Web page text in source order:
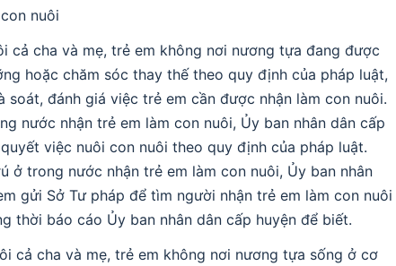
nuôi
cả cha và mẹ, trẻ em không nơi nương tựa đang được
hoặc chăm sóc thay thế theo quy định của pháp luật,
đánh giá việc trẻ em cần được nhận làm con nuôi.
nước nhận trẻ em làm con nuôi, Ủy ban nhân dân cấp
việc nuôi con nuôi theo quy định của pháp luật.
ở trong nước nhận trẻ em làm con nuôi, Ủy ban nhân
gửi Sở Tư pháp để tìm người nhận trẻ em làm con nuôi
thời báo cáo Ủy ban nhân dân cấp huyện để biết.
cả cha và mẹ, trẻ em không nơi nương tựa sống ở cơ